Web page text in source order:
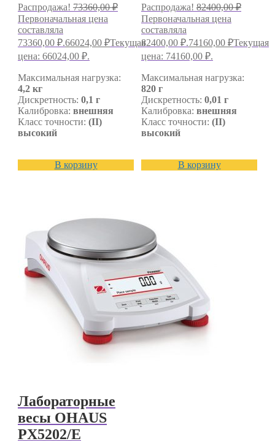
Распродажа! 73360,00₽
Первоначальная цена
составляла
73360,00 ₽.66024,00 ₽Текущая
цена: 66024,00 ₽.
Максимальная нагрузка:
4,2 кг
Дискретность: 0,1 г
Калибровка: внешняя
Класс точности: (II)
высокий
В корзину
Распродажа! 82400,00₽
Первоначальная цена
составляла
82400,00 ₽.74160,00 ₽Текущая
цена: 74160,00 ₽.
Максимальная нагрузка:
820 г
Дискретность: 0,01 г
Калибровка: внешняя
Класс точности: (II)
высокий
В корзину
Лабораторные
весы OHAUS
PX5202/E